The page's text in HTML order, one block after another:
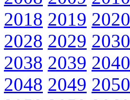
2018 2019 2020
2028 2029 2030
2038 2039 2040
2048 2049 2050